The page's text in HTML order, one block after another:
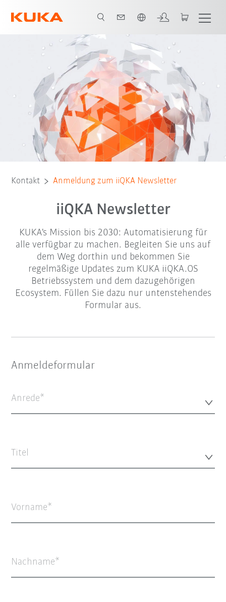
Kontakt Anmeldung zum iiQKA Newsletter
iiQKA Newsletter
KUKA's Mission bis 2030: Automatisierung für
alle verfügbar zu machen. Begleiten Sie uns auf
dem Weg dorthin und bekommen Sie
regelmäßige Updates zum KUKA iiQKA.OS
Betriebssystem und dem dazugehörigen
Ecosystem. Füllen Sie dazu nur untenstehendes
Formular aus.
Anmeldeformular
Anrede*
Titel
Vorname
Nachname